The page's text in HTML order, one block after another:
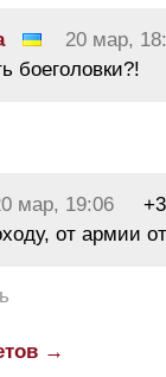
20 мар,
боеголовки?!
мар, 19:06
+3
от армии
→